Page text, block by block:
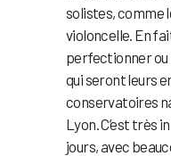
solistes, comme
violoncelle. En
perfectionner
qui seront leurs
conservatoires
Lyon. C’est très
jours, avec